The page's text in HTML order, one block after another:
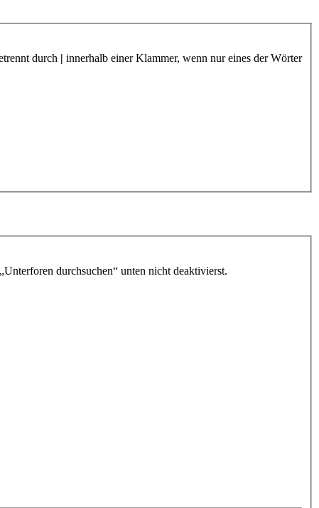
durch | innerhalb einer Klammer, wenn nur eines der Wörter
durchsuchen“ unten nicht deaktivierst.